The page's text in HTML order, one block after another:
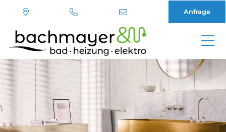
Direkt
zum
Inhalt
Anfrage